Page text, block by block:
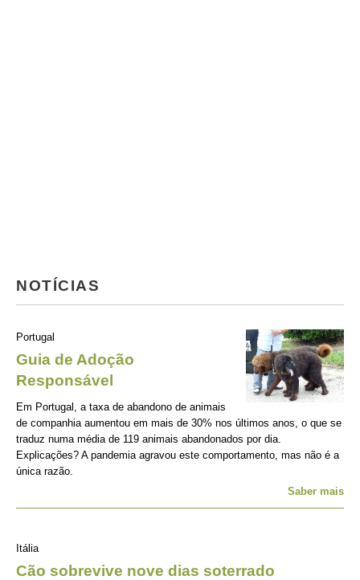
NOTÍCIAS
Portugal
Guia de Adoção
Responsável
Em Portugal, a taxa de abandono de animais
de companhia aumentou em mais de 30% nos últimos anos, o que se
traduz numa média de 119 animais abandonados por dia.
Explicações? A pandemia agravou este comportamento, mas não é a
única razão.
Saber mais
Itália
Cão sobrevive nove dias soterrado